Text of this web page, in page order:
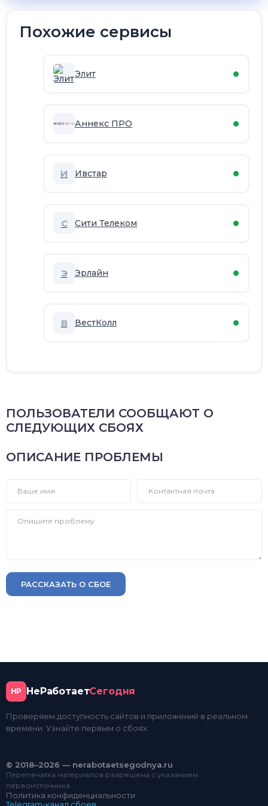
Похожие сервисы
Элит
Аннекс ПРО
И Ивстар
С Сити Телеком
Э Эрлайн
В ВестКолл
ПОЛЬЗОВАТЕЛИ СООБЩАЮТ О
СЛЕДУЮЩИХ СБОЯХ
ОПИСАНИЕ ПРОБЛЕМЫ
РАССКАЗАТЬ О СБОЕ
НР НеРаботаетСегодня
Проверяем доступность сайтов и приложений в реальном
времени. Узнайте первым о сбоях.
© 2018–2026 — nerabotaetsegodnya.ru
Перепечатка материалов разрешена с указанием
первоисточника
Политика конфиденциальности